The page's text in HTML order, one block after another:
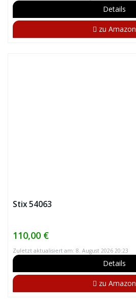
Details
zu Amazon
Stix 54063
110,00 €
Zuletzt aktualisiert am: 8. August 2026 20:23
Details
zu Amazon